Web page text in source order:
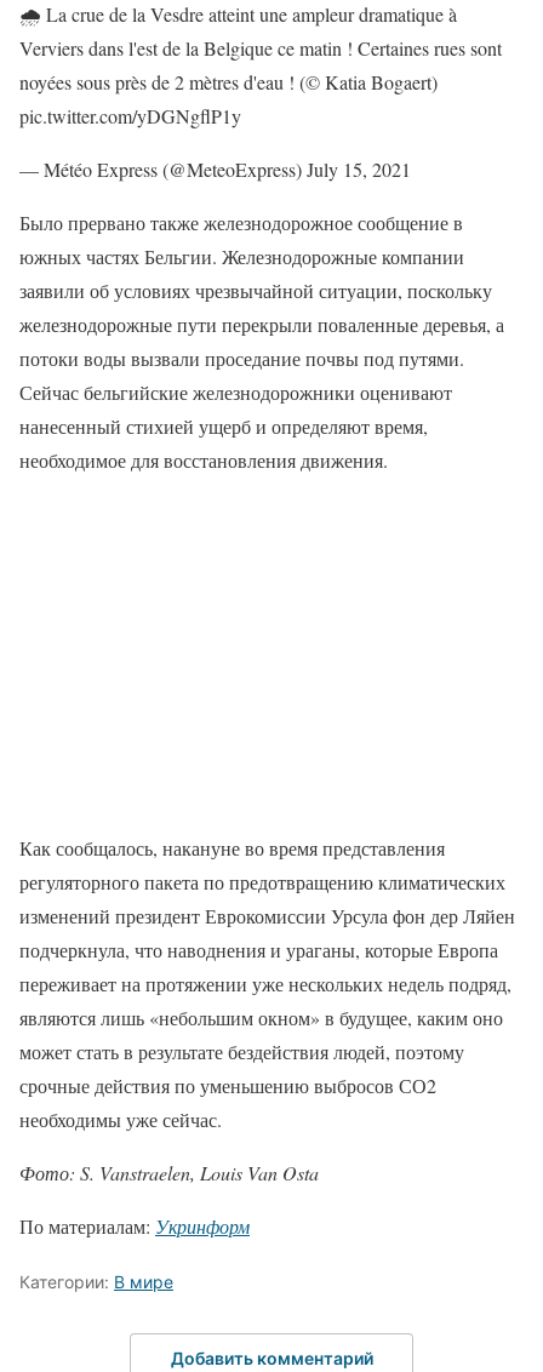
🌧 La crue de la Vesdre atteint une ampleur dramatique à
Verviers dans l'est de la Belgique ce matin ! Certaines rues sont
noyées sous près de 2 mètres d'eau ! (© Katia Bogaert)
pic.twitter.com/yDGNgflP1y
— Météo Express (@MeteoExpress) July 15, 2021
Было прервано также железнодорожное сообщение в
южных частях Бельгии. Железнодорожные компании
заявили об условиях чрезвычайной ситуации, поскольку
железнодорожные пути перекрыли поваленные деревья, а
потоки воды вызвали проседание почвы под путями.
Сейчас бельгийские железнодорожники оценивают
нанесенный стихией ущерб и определяют время,
необходимое для восстановления движения.
Как сообщалось, накануне во время представления
регуляторного пакета по предотвращению климатических
изменений президент Еврокомиссии Урсула фон дер Ляйен
подчеркнула, что наводнения и ураганы, которые Европа
переживает на протяжении уже нескольких недель подряд,
являются лишь «небольшим окном» в будущее, каким оно
может стать в результате бездействия людей, поэтому
срочные действия по уменьшению выбросов СО2
необходимы уже сейчас.
Фото: S. Vanstraelen, Louis Van Osta
По материалам: Укринформ
Категории: В мире
Добавить комментарий